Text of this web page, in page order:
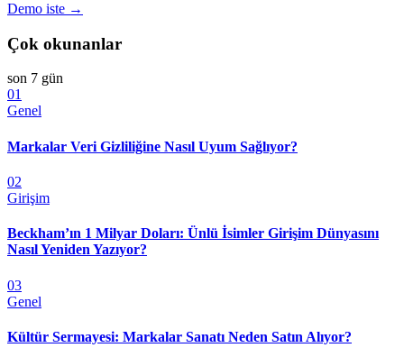
Demo iste →
Çok okunanlar
son 7 gün
01
Genel
Markalar Veri Gizliliğine Nasıl Uyum Sağlıyor?
02
Girişim
Beckham’ın 1 Milyar Doları: Ünlü İsimler Girişim Dünyasını
Nasıl Yeniden Yazıyor?
03
Genel
Kültür Sermayesi: Markalar Sanatı Neden Satın Alıyor?